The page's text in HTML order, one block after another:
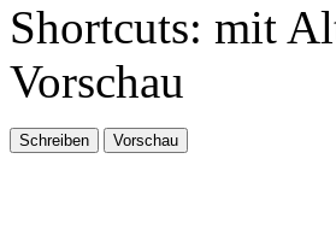
Shortcuts: mit
Vorschau